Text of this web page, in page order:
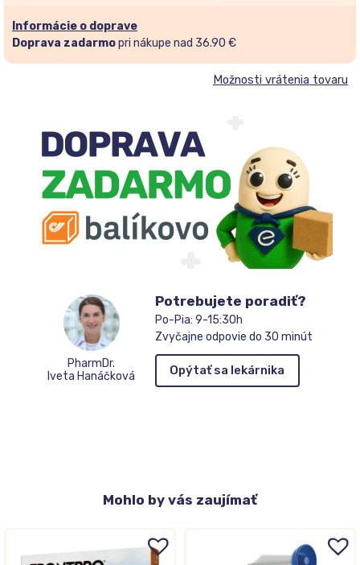
mailovú
adresu
a
zoznamu
čakateľov
Informácie o doprave
Doprava zadarmopri nákupe nad 36.90 €
Možnosti vrátenia tovaru
PharmDr.
Iveta Hanáčková
Potrebujete poradiť?
Po-Pia: 9-15:30h
Zvyčajne odpovie do 30 minút
Opýtať sa lekárnika
Mohlo by vás zaujímať